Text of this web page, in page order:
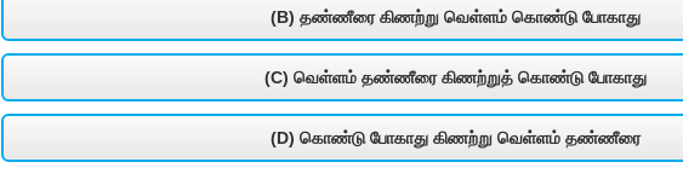
(B) தண்ணீரை கிணற்று வெள்ளம் கொண்டு போகாது
(C) வெள்ளம் தண்ணீரை கிணற்றுத் கொண்டு போகாது
(D) கொண்டு போகாது கிணற்று வெள்ளம் தண்ணீரை